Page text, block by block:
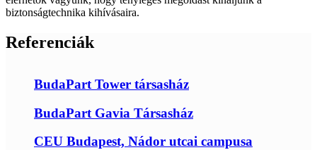
biztonságtechnika kihívásaira.
Referenciák
BudaPart Tower társasház
BudaPart Gavia Társasház
CEU Budapest, Nádor utcai campusa